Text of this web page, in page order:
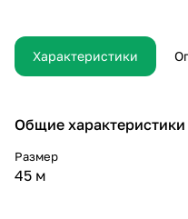
Характеристики
Общие характеристики
Размер
45 м